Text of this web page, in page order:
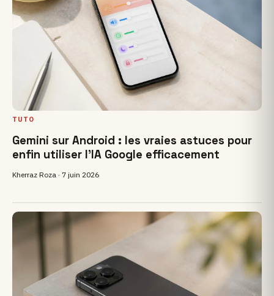
TUTO
Gemini sur Android : les vraies astuces pour
enfin utiliser l’IA Google efficacement
Kherraz Roza ·7 juin 2026